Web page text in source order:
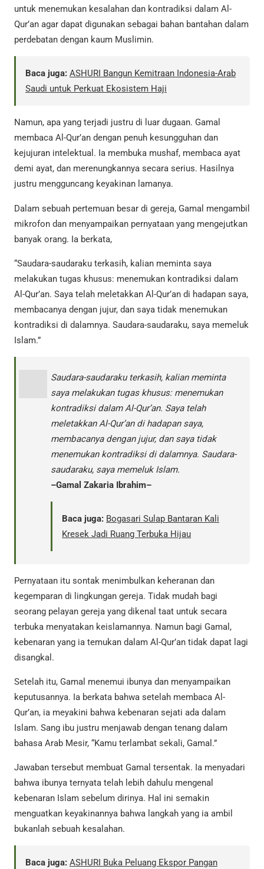
untuk menemukan kesalahan dan kontradiksi dalam Al-
Qur’an agar dapat digunakan sebagai bahan bantahan dalam
perdebatan dengan kaum Muslimin.
Baca juga: ASHURI Bangun Kemitraan Indonesia-Arab
Saudi untuk Perkuat Ekosistem Haji
Namun, apa yang terjadi justru di luar dugaan. Gamal
membaca Al-Qur’an dengan penuh kesungguhan dan
kejujuran intelektual. Ia membuka mushaf, membaca ayat
demi ayat, dan merenungkannya secara serius. Hasilnya
justru mengguncang keyakinan lamanya.
Dalam sebuah pertemuan besar di gereja, Gamal mengambil
mikrofon dan menyampaikan pernyataan yang mengejutkan
banyak orang. Ia berkata,
“Saudara-saudaraku terkasih, kalian meminta saya
melakukan tugas khusus: menemukan kontradiksi dalam
Al-Qur’an. Saya telah meletakkan Al-Qur’an di hadapan saya,
membacanya dengan jujur, dan saya tidak menemukan
kontradiksi di dalamnya. Saudara-saudaraku, saya memeluk
Islam.”
Saudara-saudaraku terkasih, kalian meminta
saya melakukan tugas khusus: menemukan
kontradiksi dalam Al-Qur’an. Saya telah
meletakkan Al-Qur’an di hadapan saya,
membacanya dengan jujur, dan saya tidak
menemukan kontradiksi di dalamnya. Saudara-
saudaraku, saya memeluk Islam.
–Gamal Zakaria Ibrahim–
Baca juga: Bogasari Sulap Bantaran Kali
Kresek Jadi Ruang Terbuka Hijau
Pernyataan itu sontak menimbulkan keheranan dan
kegemparan di lingkungan gereja. Tidak mudah bagi
seorang pelayan gereja yang dikenal taat untuk secara
terbuka menyatakan keislamannya. Namun bagi Gamal,
kebenaran yang ia temukan dalam Al-Qur’an tidak dapat lagi
disangkal.
Setelah itu, Gamal menemui ibunya dan menyampaikan
keputusannya. Ia berkata bahwa setelah membaca Al-
Qur’an, ia meyakini bahwa kebenaran sejati ada dalam
Islam. Sang ibu justru menjawab dengan tenang dalam
bahasa Arab Mesir, “Kamu terlambat sekali, Gamal.”
Jawaban tersebut membuat Gamal tersentak. Ia menyadari
bahwa ibunya ternyata telah lebih dahulu mengenal
kebenaran Islam sebelum dirinya. Hal ini semakin
menguatkan keyakinannya bahwa langkah yang ia ambil
bukanlah sebuah kesalahan.
Baca juga: ASHURI Buka Peluang Ekspor Pangan